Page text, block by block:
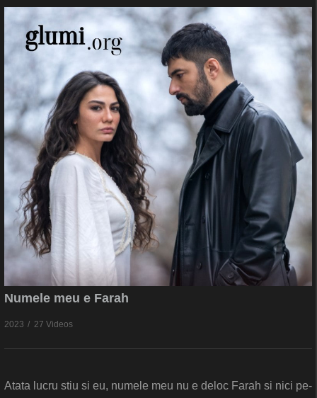
Numele meu e Farah
2023 27 Videos
Atata lucru stiu si eu, numele meu nu e deloc Farah si nici pe-